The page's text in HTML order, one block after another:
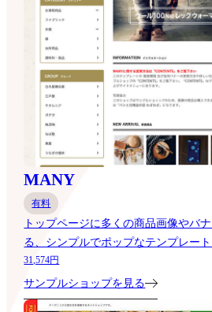
MANY
有料
トップページに多くの商品画像やバ
る、シンプルでポップなテンプレート
31,574円
サンプルショップを見る